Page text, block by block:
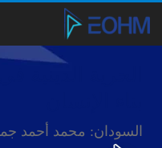
السودان: محمد أحمد